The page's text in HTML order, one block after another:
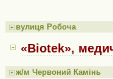
вулиця Робоча
«Biotek»,
ж/м Червоний Камінь